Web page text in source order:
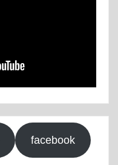
facebook